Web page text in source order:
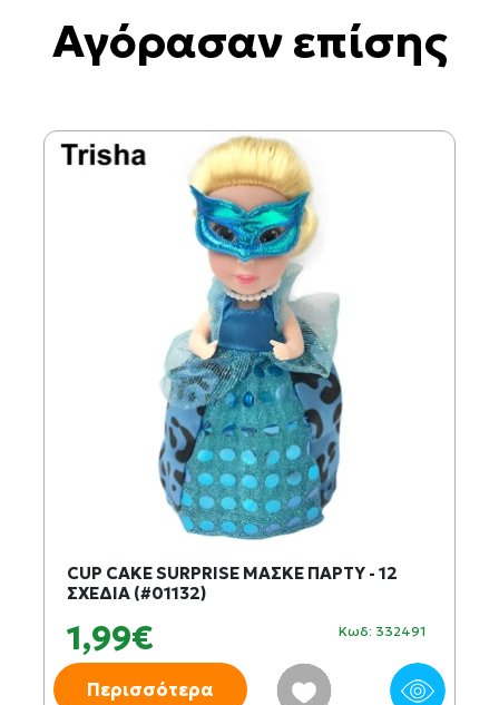
Αγόρασαν επίσης
CUP CAKE SURPRISE ΜΑΣΚΕ ΠΑΡΤΥ - 12
ΣΧΕΔΙΑ (#01132)
1,99€ Κωδ: 332491
Περισσότερα